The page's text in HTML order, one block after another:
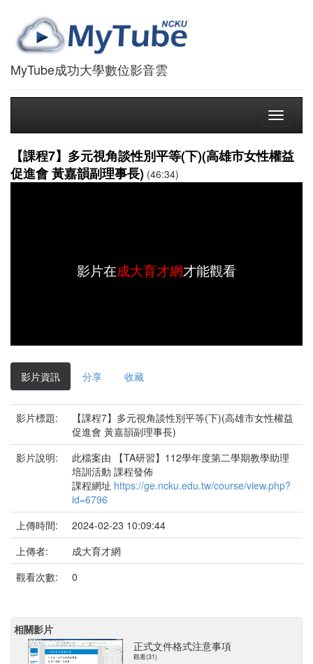
MyTube成功大學數位影音雲
Toggle
【課程7】多元視角談性別平等(下)(高雄市女性權益
促進會 黃嘉韻副理事長) (46:34)
影片在成大育才網才能觀看
影片資訊 分享 收藏
影片標題:
【課程7】多元視角談性別平等(下)(高雄市女性權益
促進會 黃嘉韻副理事長)
影片說明:
此檔案由 【TA研習】112學年度第二學期教學助理
培訓活動 課程發佈
課程網址 https://ge.ncku.edu.tw/course/view.php?
id=6796
上傳時間:
2024-02-23 10:09:44
上傳者:
成大育才網
觀看次數:
0
相關影片
正式文件格式注意事項
觀看(31)